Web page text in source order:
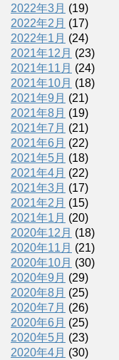
2022年3月 (19)
2022年2月 (17)
2022年1月 (24)
2021年12月 (23)
2021年11月 (24)
2021年10月 (18)
2021年9月 (21)
2021年8月 (19)
2021年7月 (21)
2021年6月 (22)
2021年5月 (18)
2021年4月 (22)
2021年3月 (17)
2021年2月 (15)
2021年1月 (20)
2020年12月 (18)
2020年11月 (21)
2020年10月 (30)
2020年9月 (29)
2020年8月 (25)
2020年7月 (26)
2020年6月 (25)
2020年5月 (23)
2020年4月 (30)